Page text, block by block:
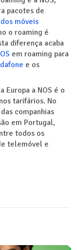
pacotes de
móveis
o roaming é
diferença acaba
em roaming para
e os
Europa a NOS é o
tarifários. No
companhias
em Portugal,
todos os
telemóvel e